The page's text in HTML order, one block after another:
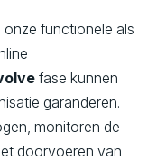
functionele als
fase kunnen
garanderen.
monitoren de
doorvoeren van